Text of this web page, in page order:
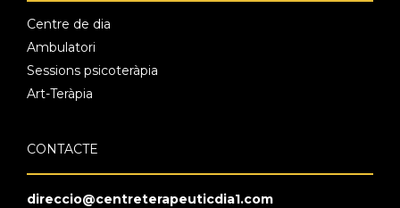
Centre de dia
Ambulatori
Sessions psicoteràpia
Art-Teràpia
CONTACTE
direccio@centreterapeuticdia1.com